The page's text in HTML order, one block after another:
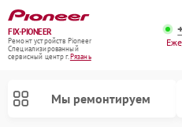
FIX-PIONEER
Ремонт устройств Pioneer
Специализированный
cервисный центр г.Рязань
Мы ремонтируем